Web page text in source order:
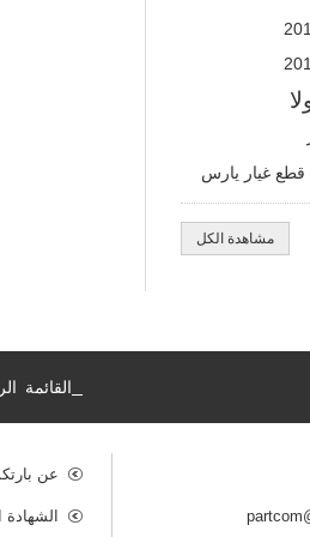
قطع غيار يارس
مشاهدة الكل
القائمة
عن
الشهادة